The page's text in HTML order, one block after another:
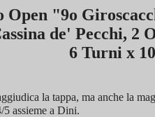
Open "9o
de' Pecchi, 2
6 Turni x
la tappa, ma anche la
assieme a Dini.